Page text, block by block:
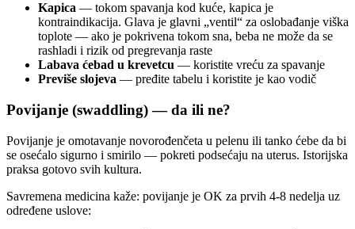
Kapica — tokom spavanja kod kuće, kapica je
kontraindikacija. Glava je glavni „ventil“ za oslobađanje viška
toplote — ako je pokrivena tokom sna, beba ne može da se
rashladi i rizik od pregrevanja raste
Labava ćebad u krevetcu — koristite vreću za spavanje
Previše slojeva — pređite tabelu i koristite je kao vodič
Povijanje (swaddling) — da ili ne?
Povijanje je omotavanje novorođenčeta u pelenu ili tanko ćebe da bi
se osećalo sigurno i smirilo — pokreti podsećaju na uterus. Istorijska
praksa gotovo svih kultura.
Savremena medicina kaže: povijanje je OK za prvih 4-8 nedelja uz
određene uslove: